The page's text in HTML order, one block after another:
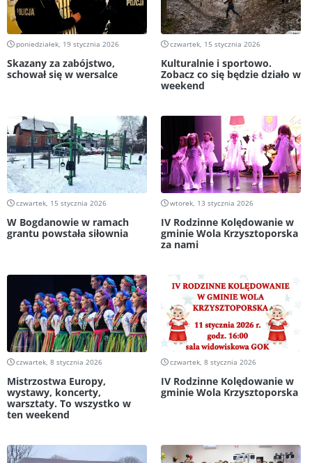
poniedziałek, 19 stycznia 2026
Skazany za zabójstwo,
schował się w wersalce
czwartek, 15 stycznia 2026
Kulturalnie i sportowo.
Zobacz co się będzie działo w
weekend
czwartek, 15 stycznia 2026
W Bogdanowie w ramach
grantu powstała siłownia
wtorek, 13 stycznia 2026
IV Rodzinne Kolędowanie w
gminie Wola Krzysztoporska
za nami
czwartek, 8 stycznia 2026
Mistrzostwa Europy,
wystawy, koncerty,
warsztaty. To wszystko w
ten weekend
czwartek, 8 stycznia 2026
IV Rodzinne Kolędowanie w
gminie Wola Krzysztoporska